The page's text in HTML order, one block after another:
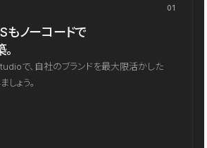
01
もノーコードで
で、自社のブランドを最大限活かした
ょう。